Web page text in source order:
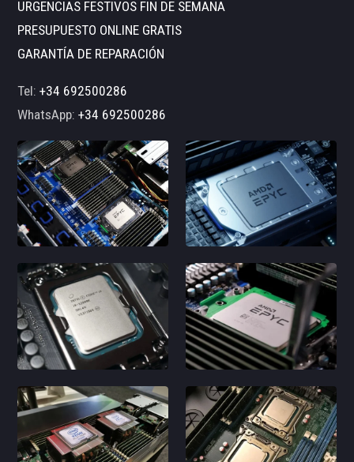
URGENCIAS FESTIVOS FIN DE SEMANA
PRESUPUESTO ONLINE GRATIS
GARANTÍA DE REPARACIÓN
Tel:+34 692500286
WhatsApp:+34 692500286